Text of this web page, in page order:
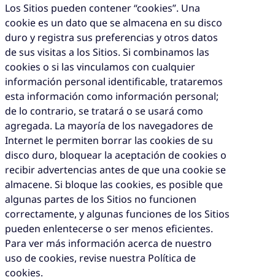
Los Sitios pueden contener “cookies”. Una
cookie es un dato que se almacena en su disco
duro y registra sus preferencias y otros datos
de sus visitas a los Sitios. Si combinamos las
cookies o si las vinculamos con cualquier
información personal identificable, trataremos
esta información como información personal;
de lo contrario, se tratará o se usará como
agregada. La mayoría de los navegadores de
Internet le permiten borrar las cookies de su
disco duro, bloquear la aceptación de cookies o
recibir advertencias antes de que una cookie se
almacene. Si bloque las cookies, es posible que
algunas partes de los Sitios no funcionen
correctamente, y algunas funciones de los Sitios
pueden enlentecerse o ser menos eficientes.
Para ver más información acerca de nuestro
uso de cookies, revise nuestra Política de
cookies.